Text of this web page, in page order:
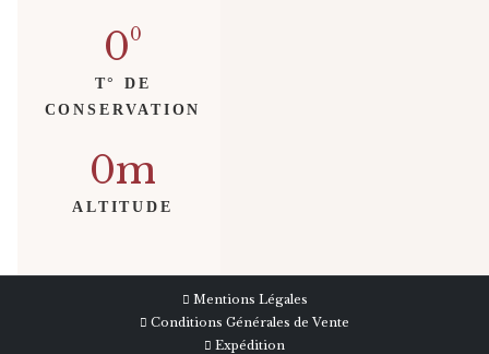
0
T° DE
CONSERVATION
0
ALTITUDE
Mentions Légales
Conditions Générales de Vente
Expédition